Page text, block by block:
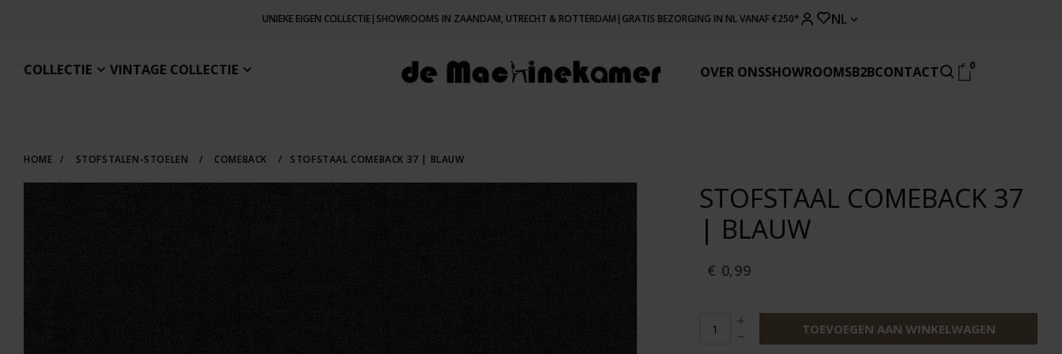
UNIEKE EIGEN COLLECTIE| SHOWROOMS IN ZAANDAM, UTRECHT & ROTTERDAM | GRATIS BEZORGING IN NL VANAF €250* NL
COLLECTIE VINTAGE COLLECTIE OVER ONSSHOWROOMSB2BCONTACT 0
HOME / STOFSTALEN-STOELEN / COMEBACK / STOFSTAAL COMEBACK 37 | BLAUW
STOFSTAAL COMEBACK 37
| BLAUW
€ 0,99
TOEVOEGEN AAN WINKELWAGEN